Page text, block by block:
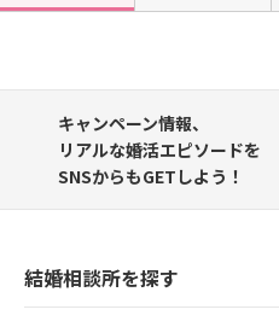
キャンペーン情報、
リアルな婚活エピソードを
SNSからもGETしよう！
結婚相談所を探す